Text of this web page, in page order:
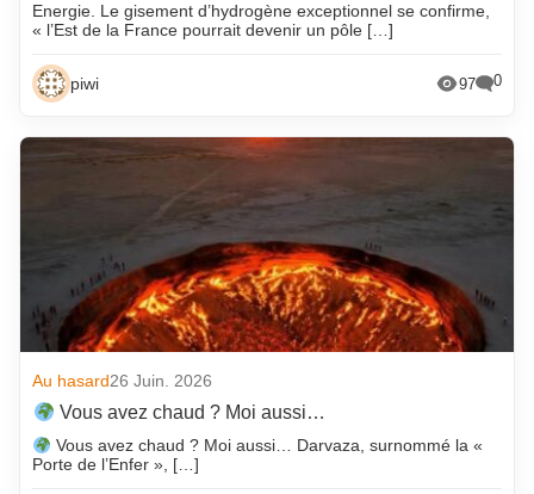
Energie. Le gisement d’hydrogène exceptionnel se confirme,
« l’Est de la France pourrait devenir un pôle […]
piwi 97 0
Au hasard26 Juin. 2026
Vous avez chaud ? Moi aussi…
Vous avez chaud ? Moi aussi… Darvaza, surnommé la «
Porte de l’Enfer », […]